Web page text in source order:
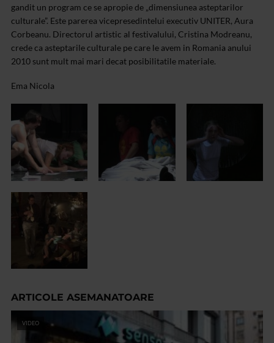
gandit un program ce se apropie de „dimensiunea asteptarilor
culturale”. Este parerea vicepresedintelui executiv UNITER, Aura
Corbeanu. Directorul artistic al festivalului, Cristina Modreanu,
crede ca asteptarile culturale pe care le avem in Romania anului
2010 sunt mult mai mari decat posibilitatile materiale.
Ema Nicola
ARTICOLE ASEMANATOARE
VIDEO